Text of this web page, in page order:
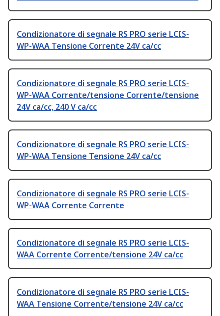
Condizionatore di segnale RS PRO serie LCIS-
WP-WAA Tensione Corrente 24V ca/cc
Condizionatore di segnale RS PRO serie LCIS-
WP-WAA Corrente/tensione Corrente/tensione
24V ca/cc, 240 V ca/cc
Condizionatore di segnale RS PRO serie LCIS-
WP-WAA Tensione Tensione 24V ca/cc
Condizionatore di segnale RS PRO serie LCIS-
WP-WAA Corrente Corrente
Condizionatore di segnale RS PRO serie LCIS-
WAA Corrente Corrente/tensione 24V ca/cc
Condizionatore di segnale RS PRO serie LCIS-
WAA Tensione Corrente/tensione 24V ca/cc